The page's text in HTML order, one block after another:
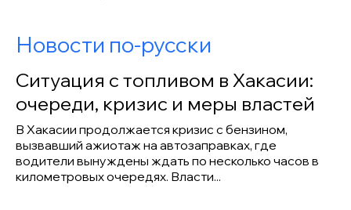
Новости по-русски
Ситуация с топливом в Хакасии:
очереди, кризис и меры властей
В Хакасии продолжается кризис с бензином,
вызвавший ажиотаж на автозаправках, где
водители вынуждены ждать по несколько часов в
километровых очередях. Власти...